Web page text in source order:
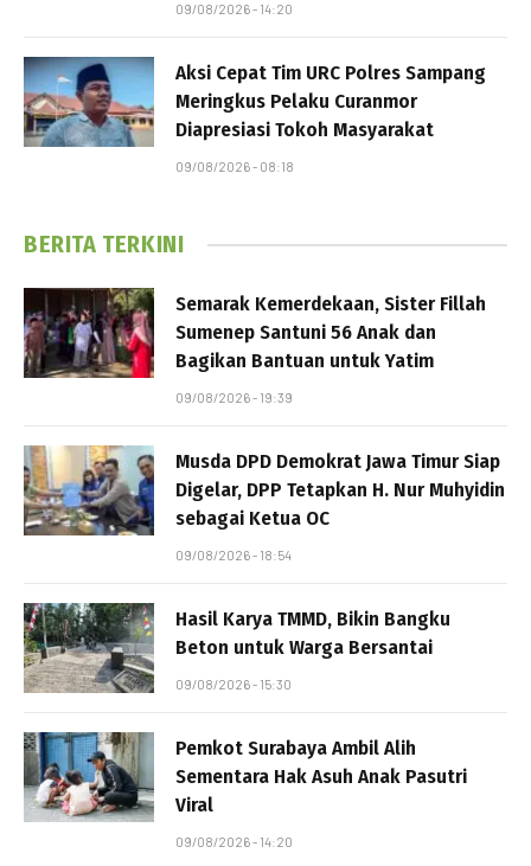
09/08/2026 - 14:20
Aksi Cepat Tim URC Polres Sampang
Meringkus Pelaku Curanmor
Diapresiasi Tokoh Masyarakat
09/08/2026 - 08:18
BERITA TERKINI
Semarak Kemerdekaan, Sister Fillah
Sumenep Santuni 56 Anak dan
Bagikan Bantuan untuk Yatim
09/08/2026 - 19:39
Musda DPD Demokrat Jawa Timur Siap
Digelar, DPP Tetapkan H. Nur Muhyidin
sebagai Ketua OC
09/08/2026 - 18:54
Hasil Karya TMMD, Bikin Bangku
Beton untuk Warga Bersantai
09/08/2026 - 15:30
Pemkot Surabaya Ambil Alih
Sementara Hak Asuh Anak Pasutri
Viral
09/08/2026 - 14:20